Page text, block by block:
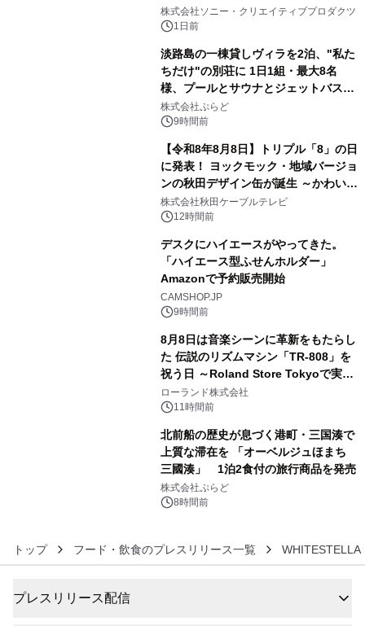
ラボレーション サウナイキタイコラ
ボグッズも発売決定！
株式会社ソニー・クリエイティブプロダクツ
1日前
淡路島の一棟貸しヴィラを2泊、"私た
ちだけ"の別荘に 1日1組・最大8名
様、プールとサウナとジェットバス付
きで Villa Mon Temps AWAJIの連泊
素泊りプラン
株式会社ぷらど
9時間前
【令和8年8月8日】トリプル「8」の日
に発表！ ヨックモック・地域バージョ
ンの秋田デザイン缶が誕生 ～かわいい
秋田犬の子犬と秋田の四季と名所を巡
るパッケージ～ 9月1日(火)秋田県内で
株式会社秋田ケーブルテレビ
12時間前
デスクにハイエースがやってきた。
「ハイエース型ふせんホルダー」
Amazonで予約販売開始
CAMSHOP.JP
9時間前
8月8日は音楽シーンに革新をもたらし
た 伝説のリズムマシン「TR-808」を
祝う日 ～Roland Store Tokyoで実機
を展示しての 記念キャンペーンを開
催 英国ラジオ「NTS」の 特別プログ
アーティストを フィーチャーしたアニ
メーションを公開～
ローランド株式会社
11時間前
北前船の歴史が息づく港町・三国湊で
上質な滞在を 「オーベルジュほまち
三國湊」 1泊2食付の旅行商品を発売
株式会社ぷらど
8時間前
トップ フード・飲食のプレスリリース一覧 WHITESTELLA
プレスリリース配信